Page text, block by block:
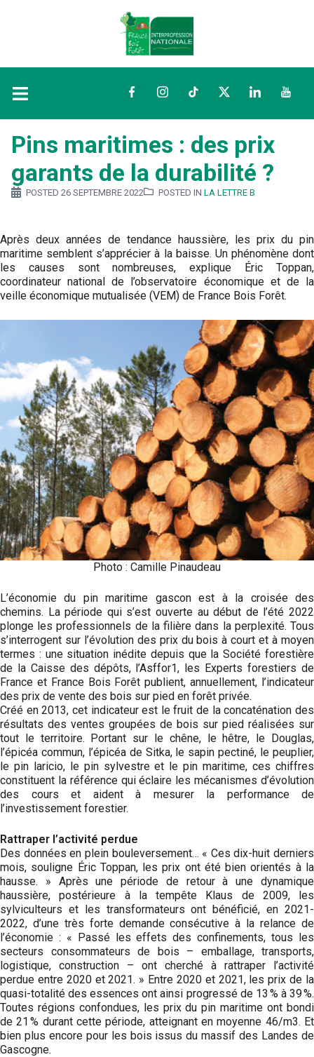
FacebookInstagramTikTokTwitterLinkedIn
Pins maritimes : des prix
garants de la durabilité ?
POSTED 26 SEPTEMBRE 2022 POSTED IN LA LETTRE B
Après deux années de tendance haussière, les prix du pin
maritime semblent s’apprécier à la baisse. Un phénomène dont
les causes sont nombreuses, explique Éric Toppan,
coordinateur national de l’observatoire économique et de la
veille économique mutualisée (VEM) de France Bois Forêt.
Photo : Camille Pinaudeau
L’économie du pin maritime gascon est à la croisée des
chemins. La période qui s’est ouverte au début de l’été 2022
plonge les professionnels de la filière dans la perplexité. Tous
s’interrogent sur l’évolution des prix du bois à court et à moyen
termes : une situation inédite depuis que la Société forestière
de la Caisse des dépôts, l’Asffor1, les Experts forestiers de
France et France Bois Forêt publient, annuellement, l’indicateur
des prix de vente des bois sur pied en forêt privée.
Créé en 2013, cet indicateur est le fruit de la concaténation des
résultats des ventes groupées de bois sur pied réalisées sur
tout le territoire. Portant sur le chêne, le hêtre, le Douglas,
l’épicéa commun, l’épicéa de Sitka, le sapin pectiné, le peuplier,
le pin laricio, le pin sylvestre et le pin maritime, ces chiffres
constituent la référence qui éclaire les mécanismes d’évolution
des cours et aident à mesurer la performance de
l’investissement forestier.
Rattraper l’activité perdue
Des données en plein bouleversement… « Ces dix-huit derniers
mois, souligne Éric Toppan, les prix ont été bien orientés à la
hausse. » Après une période de retour à une dynamique
haussière, postérieure à la tempête Klaus de 2009, les
sylviculteurs et les transformateurs ont bénéficié, en 2021-
2022, d’une très forte demande consécutive à la relance de
l’économie : « Passé les effets des confinements, tous les
secteurs consommateurs de bois – emballage, transports,
logistique, construction – ont cherché à rattraper l’activité
perdue entre 2020 et 2021. » Entre 2020 et 2021, les prix de la
quasi-totalité des essences ont ainsi progressé de 13 % à 39 %.
Toutes régions confondues, les prix du pin maritime ont bondi
de 21 % durant cette période, atteignant en moyenne 46/m3. Et
bien plus encore pour les bois issus du massif des Landes de
Gascogne.